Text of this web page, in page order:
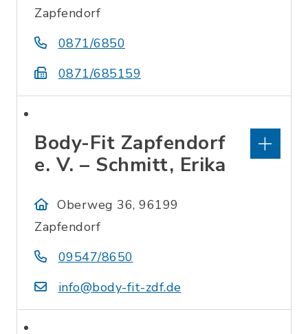
Zapfendorf
0871/6850
0871/685159
Body-Fit Zapfendorf
e. V. – Schmitt, Erika
Oberweg 36, 96199
Zapfendorf
09547/8650
info@body-fit-zdf.de